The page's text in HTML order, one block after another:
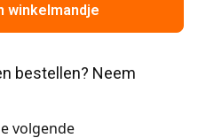
winkelmandje
volgende